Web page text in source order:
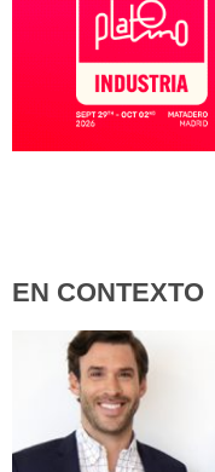
EN CONTEXTO